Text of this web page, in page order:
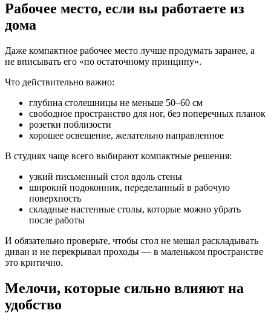
Рабочее место, если вы работаете из
дома
Даже компактное рабочее место лучше продумать заранее, а
не вписывать его «по остаточному принципу».
Что действительно важно:
глубина столешницы не меньше 50–60 см
свободное пространство для ног, без поперечных планок
розетки поблизости
хорошее освещение, желательно направленное
В студиях чаще всего выбирают компактные решения:
узкий письменный стол вдоль стены
широкий подоконник, переделанный в рабочую
поверхность
складные настенные столы, которые можно убрать
после работы
И обязательно проверьте, чтобы стол не мешал раскладывать
диван и не перекрывал проходы — в маленьком пространстве
это критично.
Мелочи, которые сильно влияют на
удобство